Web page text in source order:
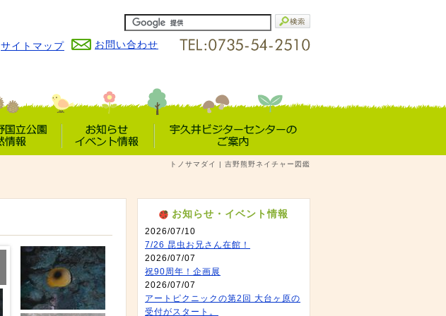
サイトマップ お問い合わせ
宇久井VC
トノサマダイ | 吉野熊野ネイチャー図鑑
錆浦 4 m 2002年8月10日撮影 全長1 cm
お知らせ・イベント情報
2026/07/10
7/26 昆虫お兄さん在館！
2026/07/07
祝90周年！企画展
2026/07/07
アートピクニックの第2回 大台ヶ原の
受付がスタート。